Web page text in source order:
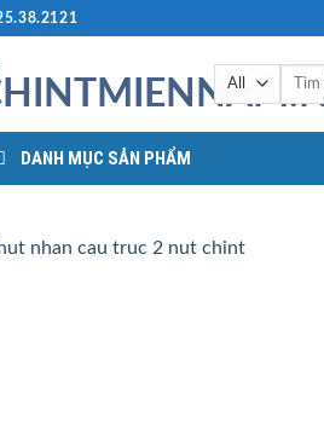
Tìm
DANH MỤC SẢN PHẨM